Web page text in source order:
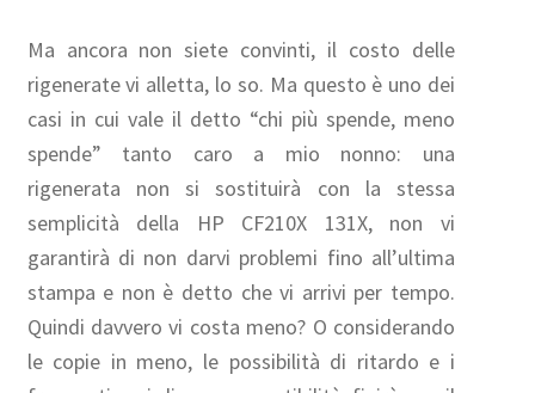
Ma ancora non siete convinti, il costo delle
rigenerate vi alletta, lo so. Ma questo è uno dei
casi in cui vale il detto “chi più spende, meno
spende” tanto caro a mio nonno: una
rigenerata non si sostituirà con la stessa
semplicità della HP CF210X 131X, non vi
garantirà di non darvi problemi fino all’ultima
stampa e non è detto che vi arrivi per tempo.
Quindi davvero vi costa meno? O considerando
le copie in meno, le possibilità di ritardo e i